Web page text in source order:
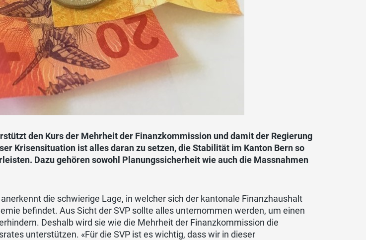
den Kurs der Mehrheit der Finanzkommission und damit der Regierung
Krisensituation ist alles daran zu setzen, die Stabilität im Kanton Bern so
Dazu gehören sowohl Planungssicherheit wie auch die Massnahmen
die schwierige Lage, in welcher sich der kantonale Finanzhaushalt
befindet. Aus Sicht der SVP sollte alles unternommen werden, um einen
Deshalb wird sie wie die Mehrheit der Finanzkommission die
unterstützen. «Für die SVP ist es wichtig, dass wir in dieser